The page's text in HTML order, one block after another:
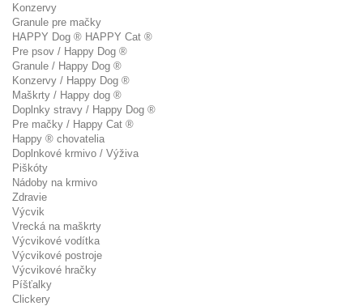
Konzervy
Granule pre mačky
HAPPY Dog ® HAPPY Cat ®
Pre psov / Happy Dog ®
Granule / Happy Dog ®
Konzervy / Happy Dog ®
Maškrty / Happy dog ®
Doplnky stravy / Happy Dog ®
Pre mačky / Happy Cat ®
Happy ® chovatelia
Doplnkové krmivo / Výživa
Piškóty
Nádoby na krmivo
Zdravie
Výcvik
Vrecká na maškrty
Výcvikové vodítka
Výcvikové postroje
Výcvikové hračky
Píšťalky
Clickery